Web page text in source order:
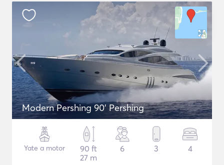
Modern Pershing 90' Pershing
Yate a motor
90 ft
27 m
6 3 4